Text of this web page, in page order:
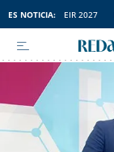
ES NOTICIA: EIR 2027